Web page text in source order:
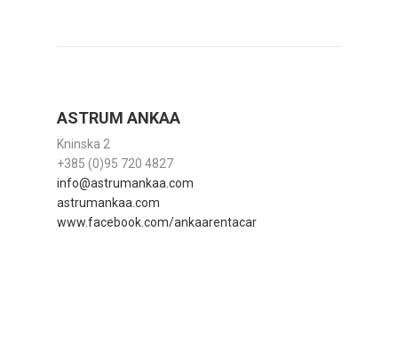
ASTRUM ANKAA
Kninska 2
+385 (0)95 720 4827
info@astrumankaa.com
astrumankaa.com
www.facebook.com/ankaarentacar